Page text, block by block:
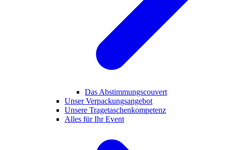
Das Abstimmungscouvert
Unser Verpackungsangebot
Unsere Tragetaschenkompetenz
Alles für Ihr Event